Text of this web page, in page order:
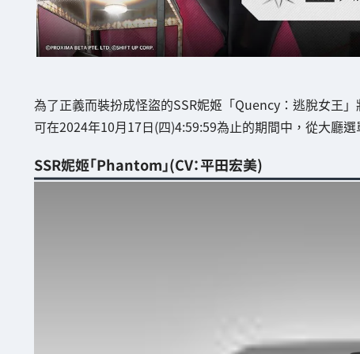
為了正義而裝扮成怪盜的SSR妮姬「Quency：逃脫女王」
可在2024年10月17日(四)4:59:59為止的期間中，從大廳
SSR妮姬「Phantom」(CV：平田宏美)